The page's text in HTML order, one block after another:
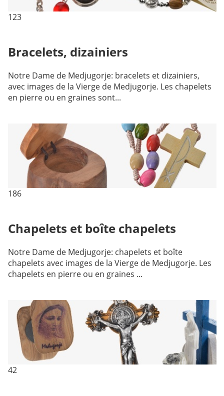
123
Bracelets, dizainiers
Notre Dame de Medjugorje: bracelets et dizainiers,
avec images de la Vierge de Medjugorje. Les chapelets
en pierre ou en graines sont...
186
Chapelets et boîte chapelets
Notre Dame de Medjugorje: chapelets et boîte
chapelets avec images de la Vierge de Medjugorje. Les
chapelets en pierre ou en graines ...
42